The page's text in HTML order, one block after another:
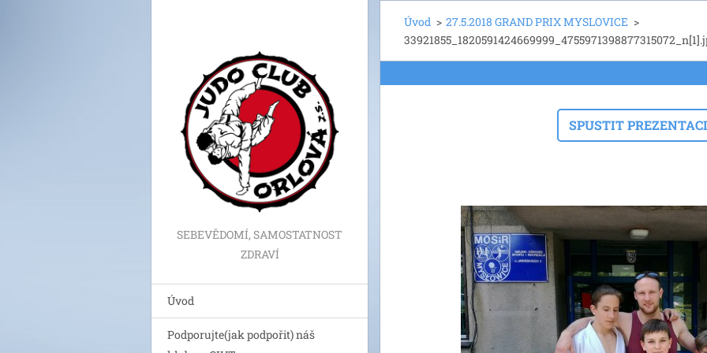
SEBEVĚDOMÍ, SAMOSTATNOST
ZDRAVÍ
Úvod
Podporujte(jak podpořit) náš
Úvod > 27.5.2018 GRAND PRIX MYSLOVICE >
SPUSTIT